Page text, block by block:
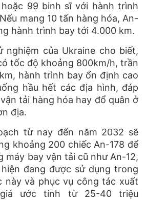
99 binh sĩ với hành trình
mang 10 tấn hàng hóa, An-
hành trình bay tới 4.000 km.
nghiệm của Ukraine cho biết,
tốc độ khoảng 800km/h, trần
hành trình bay ổn định cao
hầu hết các địa hình, đáp
tải hàng hóa hay đổ quân ở
địa.
từ nay đến năm 2032 sẽ
khoảng 200 chiếc An-178 để
máy bay vận tải cũ như An-12,
đang được sử dụng trong
này và phục vụ công tác xuất
ước tính từ 25-40 triệu